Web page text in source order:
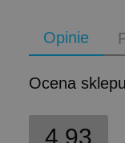
Opinie
Ocena sklepu
4.93